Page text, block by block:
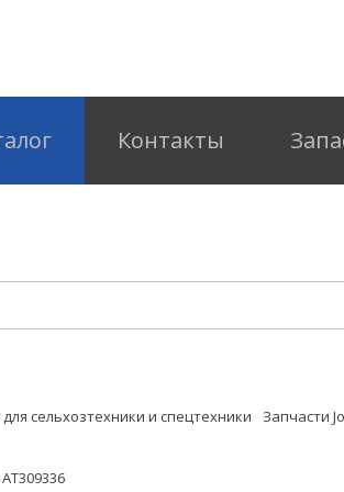
Контакты
сельхозтехники и спецтехники Запчасти